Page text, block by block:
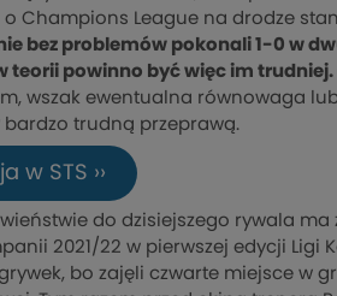
o Champions League na drodze
bez problemów pokonali 1-0 w
teorii powinno być więc im trudniej.
wszak ewentualna równowaga
bardzo trudną przeprawą.
w STS ››
do dzisiejszego rywala
2021/22 w pierwszej edycji Ligi
bo zajęli czwarte miejsce w